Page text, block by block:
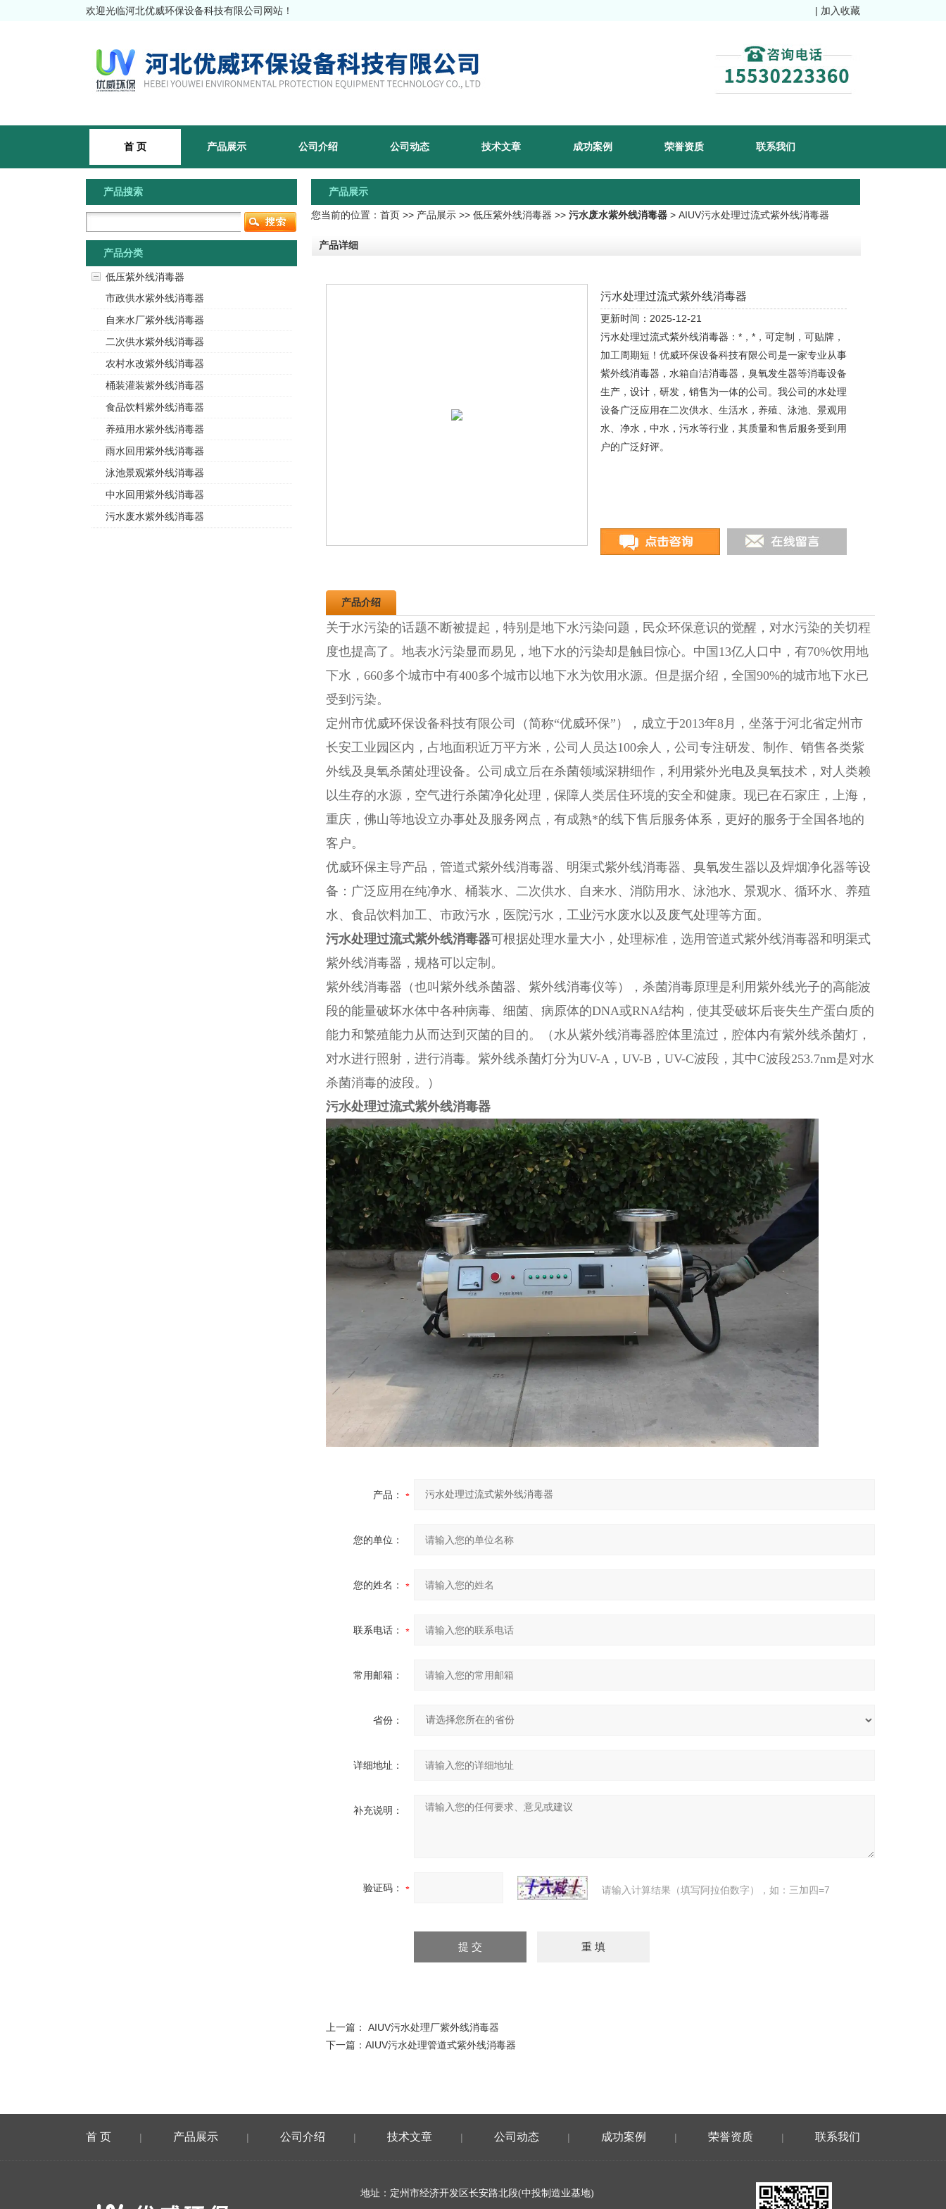
欢迎光临河北优威环保设备科技有限公司网站！ | 加入收藏
首 页 产品展示 公司介绍 公司动态 技术文章 成功案例 荣誉资质 联系我们
产品展示
您当前的位置： 首页 >> 产品展示 >> 低压紫外线消毒器 >> 污水废水紫外线消毒器 > AIUV污水处理过流式紫外线消毒器
产品详细
污水处理过流式紫外线消毒器
更新时间：2025-12-21
污水处理过流式紫外线消毒器：*，*，可定制，可贴牌，
加工周期短！优威环保设备科技有限公司是一家专业从事
紫外线消毒器，水箱自洁消毒器，臭氧发生器等消毒设备
生产，设计，研发，销售为一体的公司。我公司的水处理
设备广泛应用在二次供水、生活水，养殖、泳池、景观用
水、净水，中水，污水等行业，其质量和售后服务受到用
户的广泛好评。
产品介绍
关于水污染的话题不断被提起，特别是地下水污染问题，民众环保意识的觉醒，对水污染的关切程
度也提高了。地表水污染显而易见，地下水的污染却是触目惊心。中国13亿人口中，有70%饮用地
下水，660多个城市中有400多个城市以地下水为饮用水源。但是据介绍，全国90%的城市地下水已
受到污染。
定州市优威环保设备科技有限公司（简称“优威环保”），成立于2013年8月，坐落于河北省定州市
长安工业园区内，占地面积近万平方米，公司人员达100余人，公司专注研发、制作、销售各类紫
外线及臭氧杀菌处理设备。公司成立后在杀菌领域深耕细作，利用紫外光电及臭氧技术，对人类赖
以生存的水源，空气进行杀菌净化处理，保障人类居住环境的安全和健康。现已在石家庄，上海，
重庆，佛山等地设立办事处及服务网点，有成熟*的线下售后服务体系，更好的服务于全国各地的
客户。
优威环保主导产品，管道式紫外线消毒器、明渠式紫外线消毒器、臭氧发生器以及焊烟净化器等设
备：广泛应用在纯净水、桶装水、二次供水、自来水、消防用水、泳池水、景观水、循环水、养殖
水、食品饮料加工、市政污水，医院污水，工业污水废水以及废气处理等方面。
污水处理过流式紫外线消毒器可根据处理水量大小，处理标准，选用管道式紫外线消毒器和明渠式
紫外线消毒器，规格可以定制。
紫外线消毒器（也叫紫外线杀菌器、紫外线消毒仪等），杀菌消毒原理是利用紫外线光子的高能波
段的能量破坏水体中各种病毒、细菌、病原体的DNA或RNA结构，使其受破坏后丧失生产蛋白质的
能力和繁殖能力从而达到灭菌的目的。（水从紫外线消毒器腔体里流过，腔体内有紫外线杀菌灯，
对水进行照射，进行消毒。紫外线杀菌灯分为UV-A，UV-B，UV-C波段，其中C波段253.7nm是对水
杀菌消毒的波段。）
污水处理过流式紫外线消毒器
产品：
您的单位：
您的姓名：
联系电话：
常用邮箱：
省份：
详细地址：
补充说明：
验证码： 请输入计算结果（填写阿拉伯数字），如：三加四=7
上一篇： AIUV污水处理厂紫外线消毒器
下一篇： AIUV污水处理管道式紫外线消毒器
产品搜索
产品分类
低压紫外线消毒器
市政供水紫外线消毒器
自来水厂紫外线消毒器
二次供水紫外线消毒器
农村水改紫外线消毒器
桶装灌装紫外线消毒器
食品饮料紫外线消毒器
养殖用水紫外线消毒器
雨水回用紫外线消毒器
泳池景观紫外线消毒器
中水回用紫外线消毒器
污水废水紫外线消毒器
首 页 | 产品展示 | 公司介绍 | 技术文章 | 公司动态 | 成功案例 | 荣誉资质 | 联系我们
地址：定州市经济开发区长安路北段(中投制造业基地)